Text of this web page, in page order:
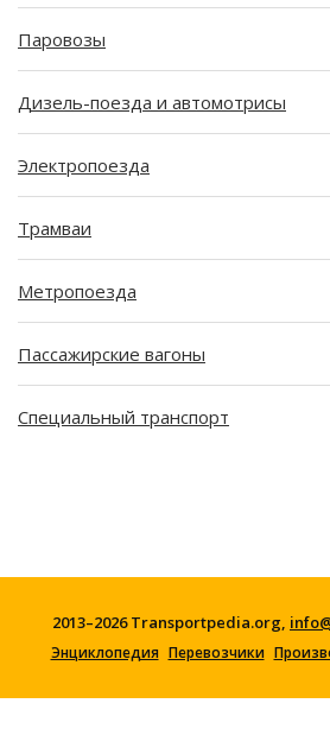
Паровозы
Дизель-поезда и автомотрисы
Электропоезда
Трамваи
Метропоезда
Пассажирские вагоны
Специальный транспорт
2013–2026 Transportpedia.org,
Энциклопедия Перевозчики